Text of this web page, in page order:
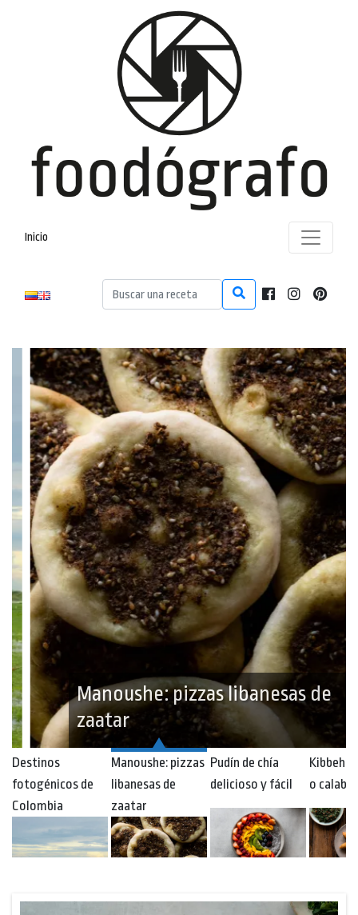
Inicio
Manoushe: pizzas libanesas de
zaatar
Destinos
fotogénicos de
Colombia
Manoushe: pizzas
libanesas de
zaatar
Pudín de chía
delicioso y fácil
Kibbeh
o